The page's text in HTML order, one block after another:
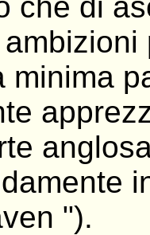
minima
").